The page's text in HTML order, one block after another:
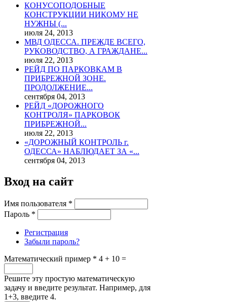
КОНУСОПОДОБНЫЕ
КОНСТРУКЦИИ НИКОМУ НЕ
НУЖНЫ (...
июля 24, 2013
МВД ОДЕССА. ПРЕЖДЕ ВСЕГО,
РУКОВОДСТВО, А ГРАЖДАНЕ...
июля 22, 2013
РЕЙД ПО ПАРКОВКАМ В
ПРИБРЕЖНОЙ ЗОНЕ.
ПРОДОЛЖЕНИЕ...
сентября 04, 2013
РЕЙД «ДОРОЖНОГО
КОНТРОЛЯ» ПАРКОВОК
ПРИБРЕЖНОЙ...
июля 22, 2013
«ДОРОЖНЫЙ КОНТРОЛЬ г.
ОДЕССА» НАБЛЮДАЕТ ЗА «...
сентября 04, 2013
Вход на сайт
Имя пользователя *
Пароль *
Регистрация
Забыли пароль?
Математический пример * 4 + 10 =
Решите эту простую математическую
задачу и введите результат. Например, для
1+3, введите 4.